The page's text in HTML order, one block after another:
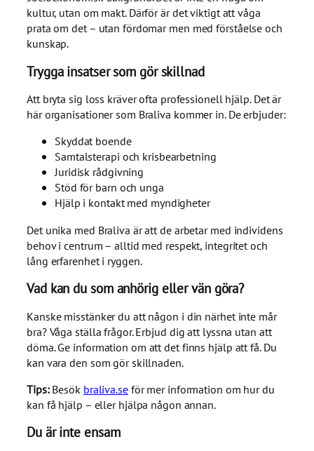
kultur, utan om makt. Därför är det viktigt att våga
prata om det – utan fördomar men med förståelse och
kunskap.
Trygga insatser som gör skillnad
Att bryta sig loss kräver ofta professionell hjälp. Det är
här organisationer som Braliva kommer in. De erbjuder:
Skyddat boende
Samtalsterapi och krisbearbetning
Juridisk rådgivning
Stöd för barn och unga
Hjälp i kontakt med myndigheter
Det unika med Braliva är att de arbetar med individens
behov i centrum – alltid med respekt, integritet och
lång erfarenhet i ryggen.
Vad kan du som anhörig eller vän göra?
Kanske misstänker du att någon i din närhet inte mår
bra? Våga ställa frågor. Erbjud dig att lyssna utan att
döma. Ge information om att det finns hjälp att få. Du
kan vara den som gör skillnaden.
Tips:Besök braliva.seför mer information om hur du
kan få hjälp – eller hjälpa någon annan.
Du är inte ensam